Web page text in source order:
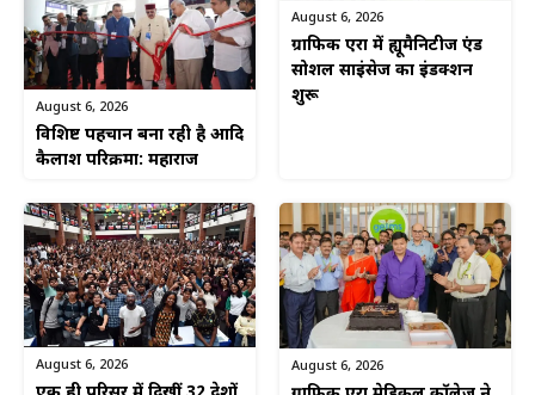
August 6, 2026
विशिष्ट पहचान बना रही है आदि
कैलाश परिक्रमा: महाराज
August 6, 2026
ग्राफिक एरा में ह्यूमैनिटीज एंड
सोशल साइंसेज का इंडक्शन
शुरू
August 6, 2026 August 6, 2026